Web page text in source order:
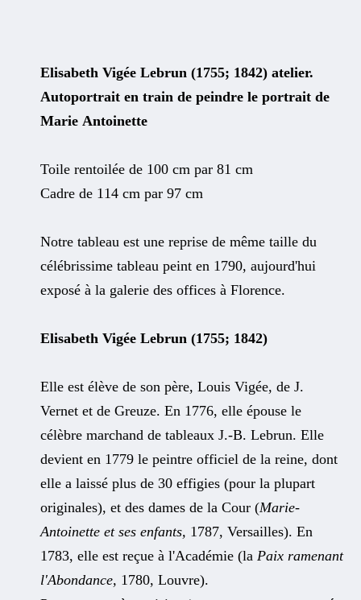
Elisabeth Vigée Lebrun (1755; 1842) atelier.
Autoportrait en train de peindre le portrait de
Marie Antoinette
Toile rentoilée de 100 cm par 81 cm
Cadre de 114 cm par 97 cm
Notre tableau est une reprise de même taille du
célébrissime tableau peint en 1790, aujourd'hui
exposé à la galerie des offices à Florence.
Elisabeth Vigée Lebrun (1755; 1842)
Elle est élève de son père, Louis Vigée, de J.
Vernet et de Greuze. En 1776, elle épouse le
célèbre marchand de tableaux J.-B. Lebrun. Elle
devient en 1779 le peintre officiel de la reine, dont
elle a laissé plus de 30 effigies (pour la plupart
originales), et des dames de la Cour (Marie-
Antoinette et ses enfants, 1787, Versailles). En
1783, elle est reçue à l'Académie (la Paix ramenant
l'Abondance, 1780, Louvre).